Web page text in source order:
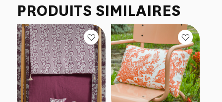
PRODUITS SIMILAIRES